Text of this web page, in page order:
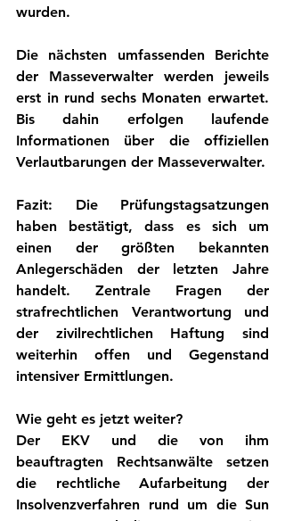
wurden.
Die nächsten umfassenden Berichte
der Masseverwalter werden jeweils
erst in rund sechs Monaten erwartet.
Bis dahin erfolgen laufende
Informationen über die offiziellen
Verlautbarungen der Masseverwalter.
Fazit: Die Prüfungstagsatzungen
haben bestätigt, dass es sich um
einen der größten bekannten
Anlegerschäden der letzten Jahre
handelt. Zentrale Fragen der
strafrechtlichen Verantwortung und
der zivilrechtlichen Haftung sind
weiterhin offen und Gegenstand
intensiver Ermittlungen.
Wie geht es jetzt weiter?
Der EKV und die von ihm
beauftragten Rechtsanwälte setzen
die rechtliche Aufarbeitung der
Insolvenzverfahren rund um die Sun